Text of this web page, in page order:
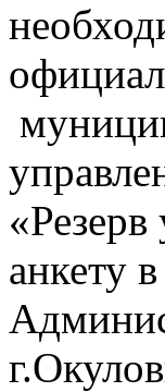
анкету